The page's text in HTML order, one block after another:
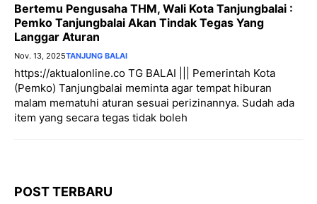
Bertemu Pengusaha THM, Wali Kota Tanjungbalai :
Pemko Tanjungbalai Akan Tindak Tegas Yang
Langgar Aturan
Nov. 13, 2025TANJUNG BALAI
https://aktualonline.co TG BALAI ||| Pemerintah Kota
(Pemko) Tanjungbalai meminta agar tempat hiburan
malam mematuhi aturan sesuai perizinannya. Sudah ada
item yang secara tegas tidak boleh
POST TERBARU